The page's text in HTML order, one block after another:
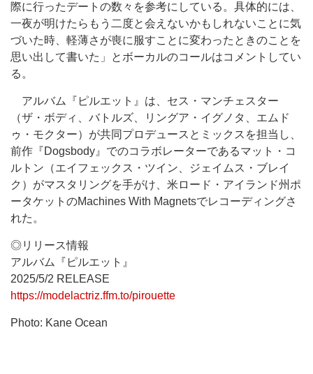
際に行ったデートの数々を参考にしている。具体的には、
一夜が明けたらもう二度と会えないかもしれないことに気
づいた時、軽薄さが喪に服すことに変わったときのことを
思い出して書いた」とボーカルのコールはコメントしてい
る。
アルバム『ピルエット』は、セス・マンチェスター
（ザ・ボディ、バトルズ、リングア・イグノタ、エムド
ゥ・モクター）が共同プロデュースとミックスを担当し、
前作『Dogsbody』でのコラボレーターであるマット・コ
ルトン（エイフェックス・ツイン、ジェイムス・ブレイ
ク）がマスタリングを手がけ、米ロード・アイランド州ポ
ータケットのMachines With Magnetsでレコーディングさ
れた。
◎リリース情報
アルバム『ピルエット』
2025/5/2 RELEASE
https://modelactriz.ffm.to/pirouette
Photo: Kane Ocean